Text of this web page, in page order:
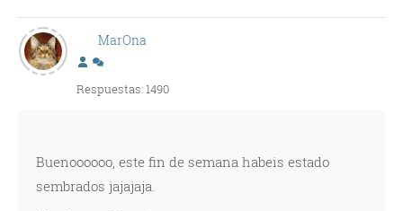
MarOna
Respuestas: 1490
Buenoooooo, este fin de semana habeis estado
sembrados jajajaja.